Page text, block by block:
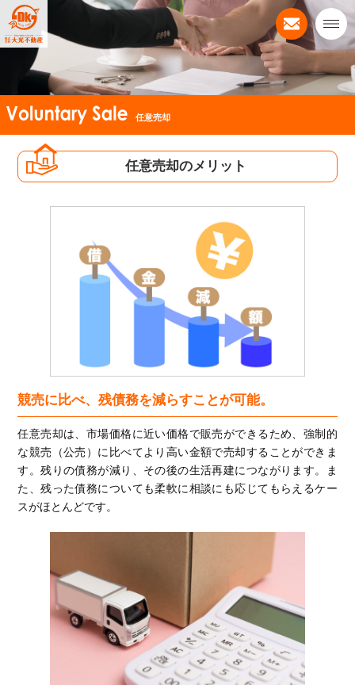
任意売却
任意売却のメリット
競売に比べ、残債務を減らすことが可能。
任意売却は、市場価格に近い価格で販売ができるため、強制的
な競売（公売）に比べてより高い金額で売却することができま
す。残りの債務が減り、その後の生活再建につながります。ま
た、残った債務についても柔軟に相談にも応じてもらえるケー
スがほとんどです。